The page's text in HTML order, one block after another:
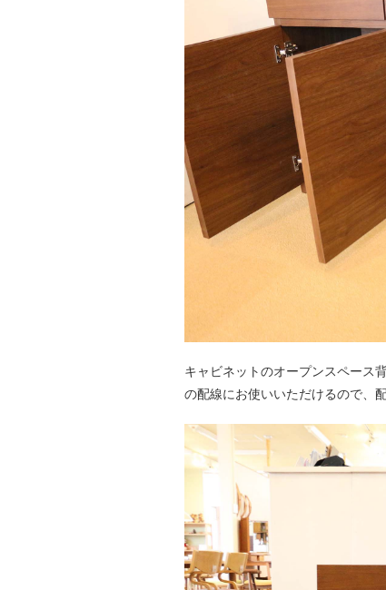
キャビネットのオープンスペース
の配線にお使いいただけるので、